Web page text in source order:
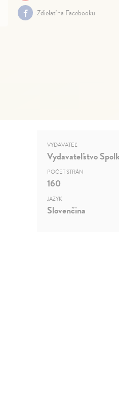
Zdielať na Facebooku
VYDAVATEĽ
Vydavateľstvo
POČET STRÁN
160
JAZYK
Slovenčina